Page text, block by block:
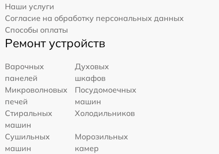
Наши услуги
Согласие на обработку персональных данных
Способы оплаты
Ремонт устройств
Варочных
панелей
Духовых
шкафов
Микроволновых
печей
Посудомоечных
машин
Стиральных
машин
Холодильников
Сушильных
машин
Морозильных
камер